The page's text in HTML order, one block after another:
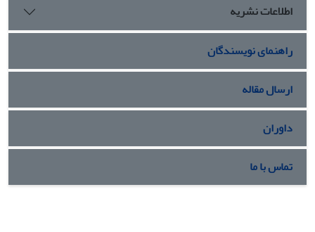
اطلاعات نشریه
راهنمای نویسندگان
ارسال مقاله
داوران
تماس با ما